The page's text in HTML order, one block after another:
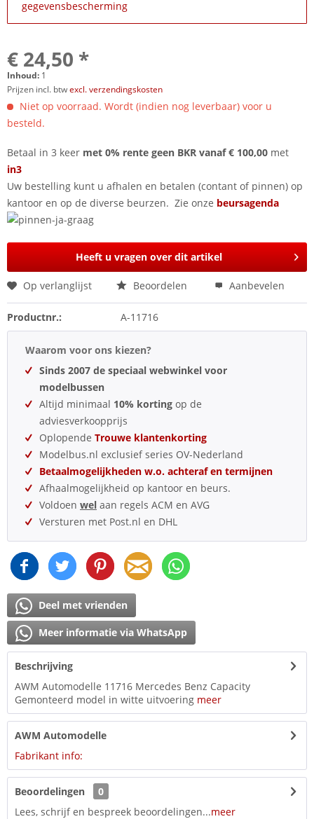
gegevensbescherming
€ 24,50 *
Inhoud: 1
Prijzen incl. btwexcl. verzendingskosten
Niet op voorraad. Wordt (indien nog leverbaar) voor u
besteld.
Betaal in 3 keer met 0% rente geen BKR vanaf € 100,00 met
in3
Uw bestelling kunt u afhalen en betalen (contant of pinnen) op
kantoor en op de diverse beurzen. Zie onze beursagenda
Heeft u vragen over dit artikel
Op verlanglijst Beoordelen Aanbevelen
Productnr.: A-11716
Waarom voor ons kiezen?
Sinds 2007 de speciaal webwinkel voor
modelbussen
Altijd minimaal 10% korting op de
adviesverkoopprijs
Oplopende Trouwe klantenkorting
Modelbus.nl exclusief series OV-Nederland
Betaalmogelijkheden w.o. achteraf en termijnen
Afhaalmogelijkheid op kantoor en beurs.
Voldoen wel aan regels ACM en AVG
Versturen met Post.nl en DHL
Deel met vrienden
Meer informatie via WhatsApp
Beschrijving
AWM Automodelle 11716 Mercedes Benz Capacity
Gemonteerd model in witte uitvoering meer
AWM Automodelle
Fabrikant info:
Beoordelingen
0
Lees, schrijf en bespreek beoordelingen...meer